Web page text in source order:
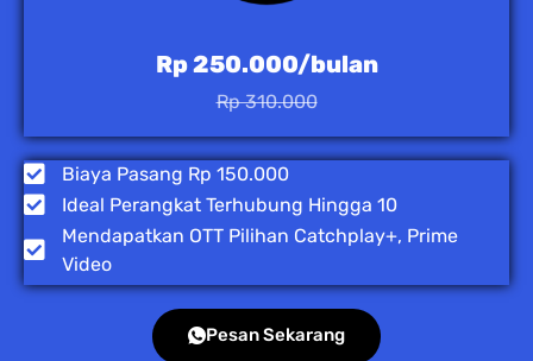
Rp 250.000/bulan
Rp 310.000
Biaya Pasang Rp 150.000
Ideal Perangkat Terhubung Hingga 10
Mendapatkan OTT Pilihan Catchplay+, Prime
Video
Pesan Sekarang